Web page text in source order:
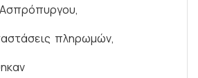
Ασπρόπυργου,
πληρωμών,